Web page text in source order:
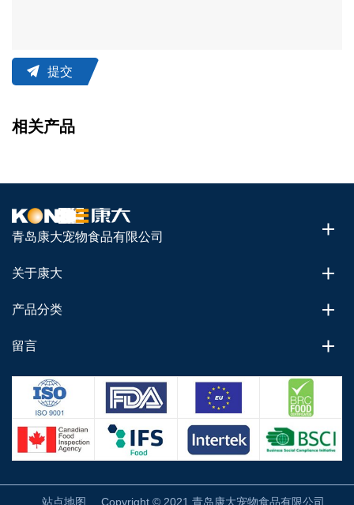
提交
相关产品
青岛康大宠物食品有限公司
关于康大
产品分类
留言
站点地图 Copyright © 2021 青岛康大宠物食品有限公司